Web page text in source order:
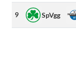
9 SpVgg